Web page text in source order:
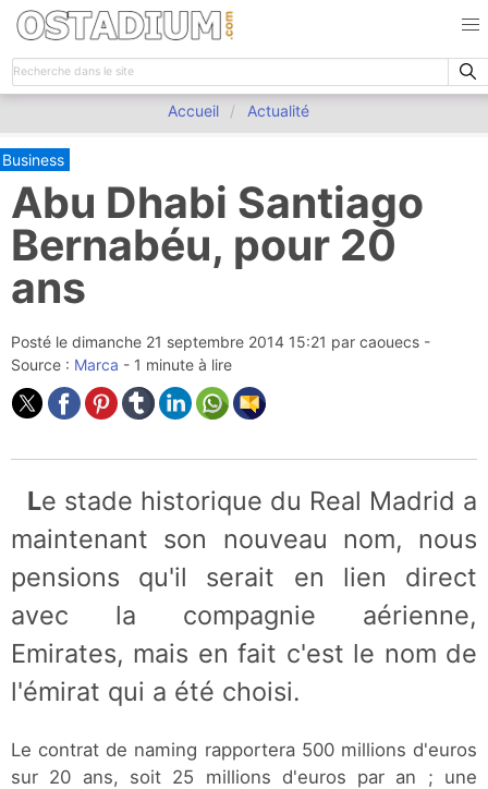
Accueil Actualité
Business
Abu Dhabi Santiago
Bernabéu, pour 20
ans
Posté le dimanche 21 septembre 2014 15:21 par caouecs -
Source : Marca - 1 minute à lire
Le stade historique du Real Madrid a
maintenant son nouveau nom, nous
pensions qu'il serait en lien direct
avec la compagnie aérienne,
Emirates, mais en fait c'est le nom de
l'émirat qui a été choisi.
Le contrat de naming rapportera 500 millions d'euros
sur 20 ans, soit 25 millions d'euros par an ; une